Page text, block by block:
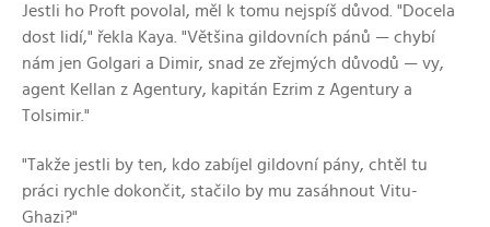
Jestli ho Proft povolal, měl k tomu nejspíš důvod. "Docela
dost lidí," řekla Kaya. "Většina gildovních pánů — chybí
nám jen Golgari a Dimir, snad ze zřejmých důvodů — vy,
agent Kellan z Agentury, kapitán Ezrim z Agentury a
Tolsimir."
"Takže jestli by ten, kdo zabíjel gildovní pány, chtěl tu
práci rychle dokončit, stačilo by mu zasáhnout Vitu-
Ghazi?"